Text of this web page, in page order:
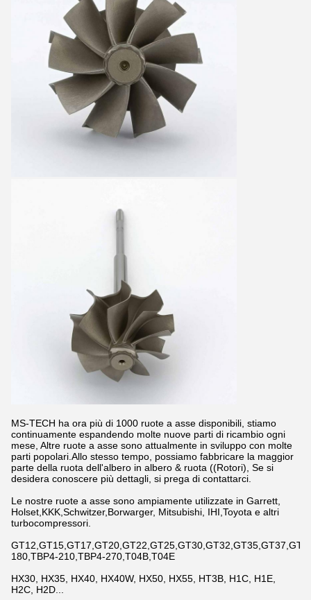
MS-TECH ha ora più di 1000 ruote a asse disponibili, stiamo
continuamente espandendo molte nuove parti di ricambio ogni
mese, Altre ruote a asse sono attualmente in sviluppo con molte
parti popolari.Allo stesso tempo, possiamo fabbricare la maggior
parte della ruota dell'albero in albero & ruota ((Rotori), Se si
desidera conoscere più dettagli, si prega di contattarci.
Le nostre ruote a asse sono ampiamente utilizzate in Garrett,
Holset,KKK,Schwitzer,Borwarger, Mitsubishi, IHI,Toyota e altri
turbocompressori.
180,TBP4-210,TBP4-270,T04B,T04E
HX30, HX35, HX40, HX40W, HX50, HX55, HT3B, H1C, H1E,
H2C, H2D...